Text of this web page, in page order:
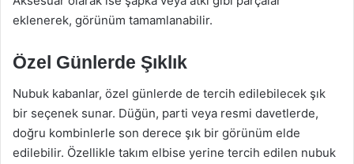
eklenerek, görünüm tamamlanabilir.
Özel Günlerde Şıklık
Nubuk kabanlar, özel günlerde de tercih edilebilecek şık
bir seçenek sunar. Düğün, parti veya resmi davetlerde,
doğru kombinlerle son derece şık bir görünüm elde
edilebilir. Özellikle takım elbise yerine tercih edilen nubuk